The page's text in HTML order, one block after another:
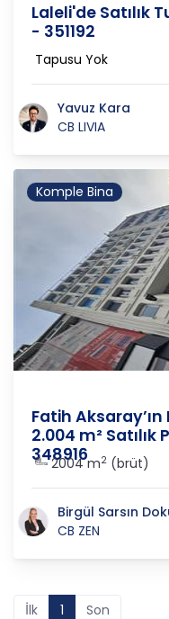
Laleli'de Satılık
- 351192
Tapusu Yok
Yavuz Kara
CB LIVIA
Komple Bina
Fatih Aksaray’ın
2.004 m²
348916
2004 m2 (brüt)
Birgül Sarsın
CB ZEN
İlk 1 Son